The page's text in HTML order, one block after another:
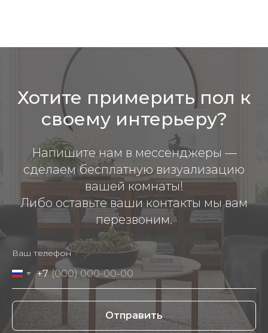
Хотите примерить пол к
своему интерьеру?
Напишите нам в мессенджеры —
сделаем бесплатную визуализацию
вашей комнаты!
Либо оставьте ваши контакты мы вам
перезвоним.
Ваш телефон
+7
Отправить